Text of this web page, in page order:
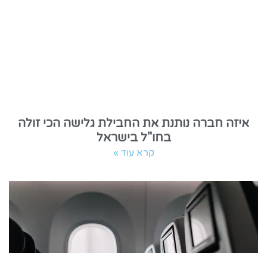
איזה חברה נותנת את החבילת גלישה הכי זולה
בחו"ל בישראל
קרא עוד »